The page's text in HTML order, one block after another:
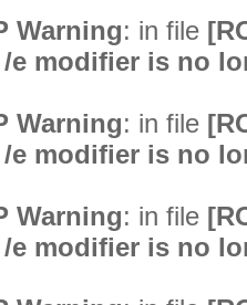
Warning: in file
e modifier is no
Warning: in file
e modifier is no
Warning: in file
e modifier is no